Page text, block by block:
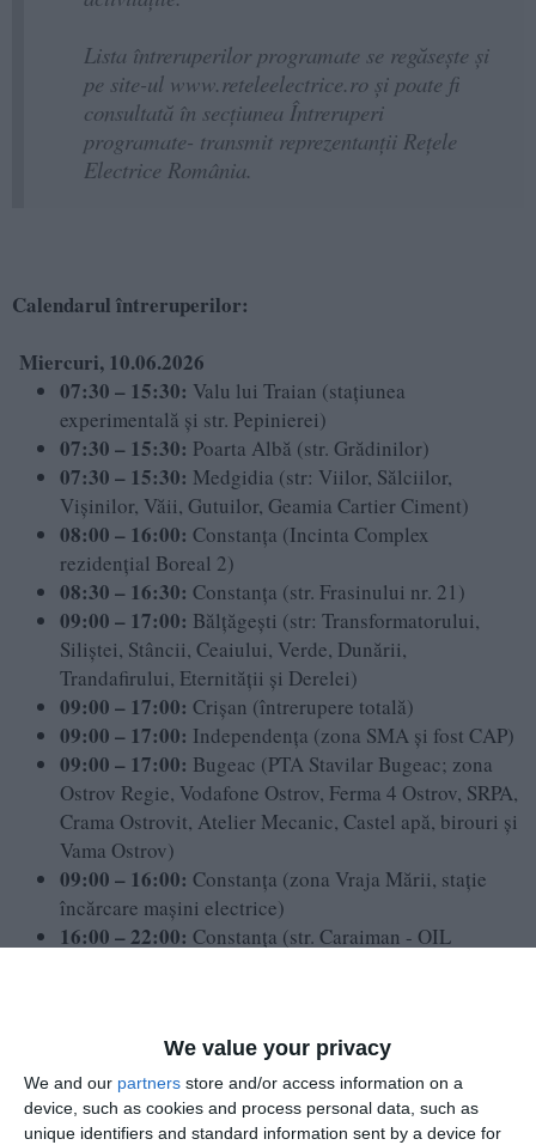
We value your privacy
We and our partners store and/or access information on a
device, such as cookies and process personal data, such as
unique identifiers and standard information sent by a device for
Lista întreruperilor programate se regăsește și
pe site-ul www.reteleelectrice.ro și poate fi
consultată în secțiunea Întreruperi
programate- transmit reprezentanții Rețele
Electrice România.
Calendarul întreruperilor:
Miercuri, 10.06.2026
07:30 – 15:30: Valu lui Traian (stațiunea
experimentală și str. Pepinierei)
07:30 – 15:30: Poarta Albă (str. Grădinilor)
07:30 – 15:30: Medgidia (str: Viilor, Sălciilor,
Vișinilor, Văii, Gutuilor, Geamia Cartier Ciment)
08:00 – 16:00: Constanța (Incinta Complex
rezidențial Boreal 2)
08:30 – 16:30: Constanța (str. Frasinului nr. 21)
09:00 – 17:00: Bălțăgești (str: Transformatorului,
Siliștei, Stâncii, Ceaiului, Verde, Dunării,
Trandafirului, Eternității și Derelei)
09:00 – 17:00: Crișan (întrerupere totală)
09:00 – 17:00: Independența (zona SMA și fost CAP)
09:00 – 17:00: Bugeac (PTA Stavilar Bugeac; zona
Ostrov Regie, Vodafone Ostrov, Ferma 4 Ostrov, SRPA,
Crama Ostrovit, Atelier Mecanic, Castel apă, birouri și
Vama Ostrov)
09:00 – 16:00: Constanța (zona Vraja Mării, stație
încărcare mașini electrice)
16:00 – 22:00: Constanța (str. Caraiman - OIL
Urmărește-ne pe Whatsapp